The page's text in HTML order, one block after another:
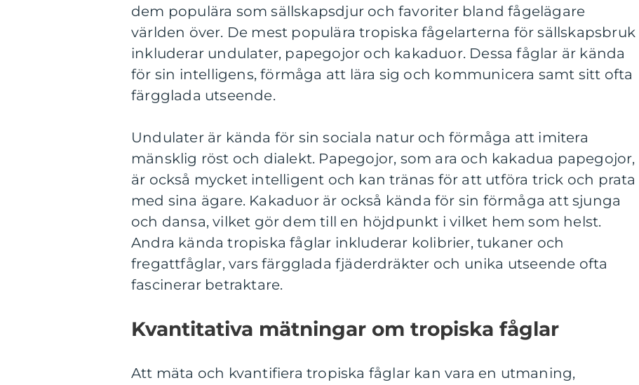
dem populära som sällskapsdjur och favoriter bland fågelägare
världen över. De mest populära tropiska fågelarterna för sällskapsbruk
inkluderar undulater, papegojor och kakaduor. Dessa fåglar är kända
för sin intelligens, förmåga att lära sig och kommunicera samt sitt ofta
färgglada utseende.
Undulater är kända för sin sociala natur och förmåga att imitera
mänsklig röst och dialekt. Papegojor, som ara och kakadua papegojor,
är också mycket intelligent och kan tränas för att utföra trick och prata
med sina ägare. Kakaduor är också kända för sin förmåga att sjunga
och dansa, vilket gör dem till en höjdpunkt i vilket hem som helst.
Andra kända tropiska fåglar inkluderar kolibrier, tukaner och
fregattfåglar, vars färgglada fjäderdräkter och unika utseende ofta
fascinerar betraktare.
Kvantitativa mätningar om tropiska fåglar
Att mäta och kvantifiera tropiska fåglar kan vara en utmaning,